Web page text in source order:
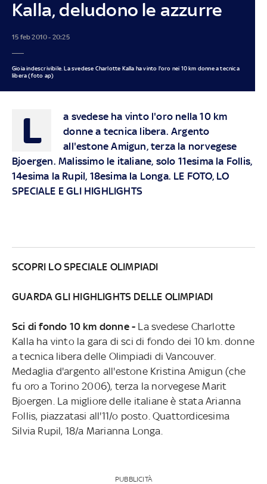
Kalla, deludono le azzurre
15 feb 2010 - 20:25
Gioia indescrivibile. La svedese Charlotte Kalla ha vinto l'oro nei 10 km donne a tecnica
libera (foto ap)
L
a svedese ha vinto l'oro nella 10 km
donne a tecnica libera. Argento
all'estone Amigun, terza la norvegese
Bjoergen. Malissimo le italiane, solo 11esima la Follis,
14esima la Rupil, 18esima la Longa. LE FOTO, LO
SPECIALE E GLI HIGHLIGHTS
SCOPRI LO SPECIALE OLIMPIADI
GUARDA GLI HIGHLIGHTS DELLE OLIMPIADI
Sci di fondo 10 km donne - La svedese Charlotte
Kalla ha vinto la gara di sci di fondo dei 10 km. donne
a tecnica libera delle Olimpiadi di Vancouver.
Medaglia d'argento all'estone Kristina Amigun (che
fu oro a Torino 2006), terza la norvegese Marit
Bjoergen. La migliore delle italiane è stata Arianna
Follis, piazzatasi all'11/o posto. Quattordicesima
Silvia Rupil, 18/a Marianna Longa.
PUBBLICITÀ